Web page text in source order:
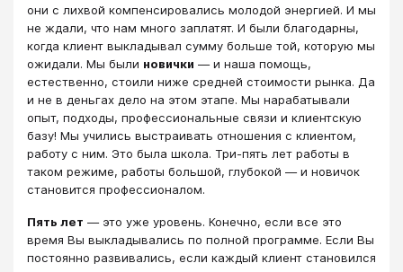
они с лихвой компенсировались молодой энергией. И мы
не ждали, что нам много заплатят. И были благодарны,
когда клиент выкладывал сумму больше той, которую мы
ожидали. Мы были новички ― и наша помощь,
естественно, стоили ниже средней стоимости рынка. Да
и не в деньгах дело на этом этапе. Мы нарабатывали
опыт, подходы, профессиональные связи и клиентскую
базу! Мы учились выстраивать отношения с клиентом,
работу с ним. Это была школа. Три-пять лет работы в
таком режиме, работы большой, глубокой ― и новичок
становится профессионалом.
Пять лет ― это уже уровень. Конечно, если все это
время Вы выкладывались по полной программе. Если Вы
постоянно развивались, если каждый клиент становился